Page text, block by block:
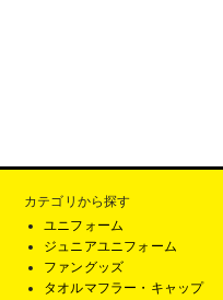
カテゴリから探す
ユニフォーム
ジュニアユニフォーム
ファングッズ
タオルマフラー・キャップ